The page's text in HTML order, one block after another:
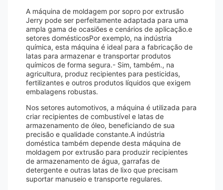
A máquina de moldagem por sopro por extrusão
Jerry pode ser perfeitamente adaptada para uma
ampla gama de ocasiões e cenários de aplicação.e
setores domésticosPor exemplo, na indústria
química, esta máquina é ideal para a fabricação de
latas para armazenar e transportar produtos
químicos de forma segura.- Sim, também., na
agricultura, produz recipientes para pesticidas,
fertilizantes e outros produtos líquidos que exigem
embalagens robustas.
Nos setores automotivos, a máquina é utilizada para
criar recipientes de combustível e latas de
armazenamento de óleo, beneficiando de sua
precisão e qualidade constante.A indústria
doméstica também depende desta máquina de
moldagem por extrusão para produzir recipientes
de armazenamento de água, garrafas de
detergente e outras latas de lixo que precisam
suportar manuseio e transporte regulares.